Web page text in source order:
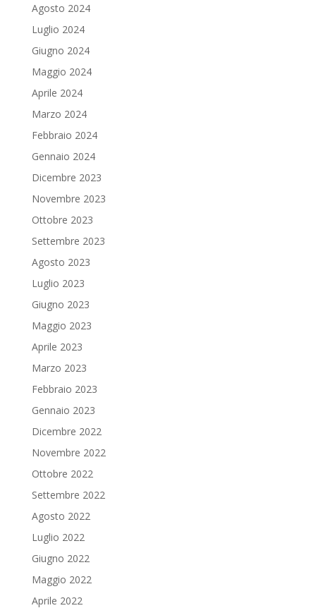
Agosto 2024
Luglio 2024
Giugno 2024
Maggio 2024
Aprile 2024
Marzo 2024
Febbraio 2024
Gennaio 2024
Dicembre 2023
Novembre 2023
Ottobre 2023
Settembre 2023
Agosto 2023
Luglio 2023
Giugno 2023
Maggio 2023
Aprile 2023
Marzo 2023
Febbraio 2023
Gennaio 2023
Dicembre 2022
Novembre 2022
Ottobre 2022
Settembre 2022
Agosto 2022
Luglio 2022
Giugno 2022
Maggio 2022
Aprile 2022